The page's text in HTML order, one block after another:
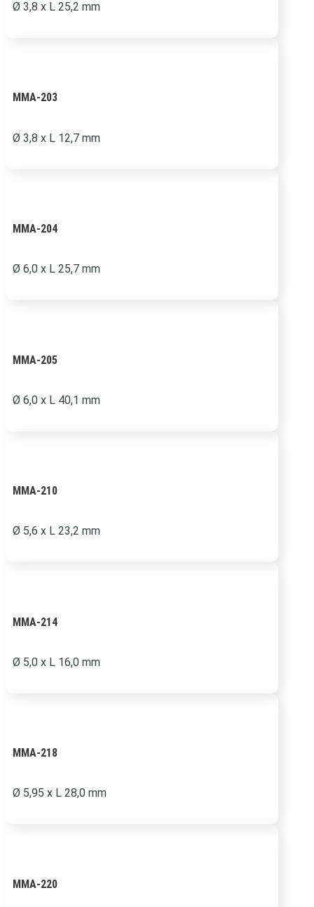
Ø 3,8 x L 25,2 mm
MMA-203
Ø 3,8 x L 12,7 mm
MMA-204
Ø 6,0 x L 25,7 mm
MMA-205
Ø 6,0 x L 40,1 mm
MMA-210
Ø 5,6 x L 23,2 mm
MMA-214
Ø 5,0 x L 16,0 mm
MMA-218
Ø 5,95 x L 28,0 mm
MMA-220